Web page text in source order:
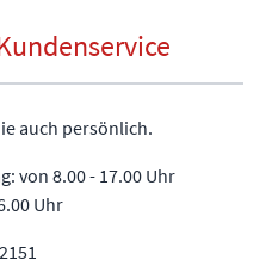
auch persönlich.
von 8.00 - 17.00 Uhr
Uhr